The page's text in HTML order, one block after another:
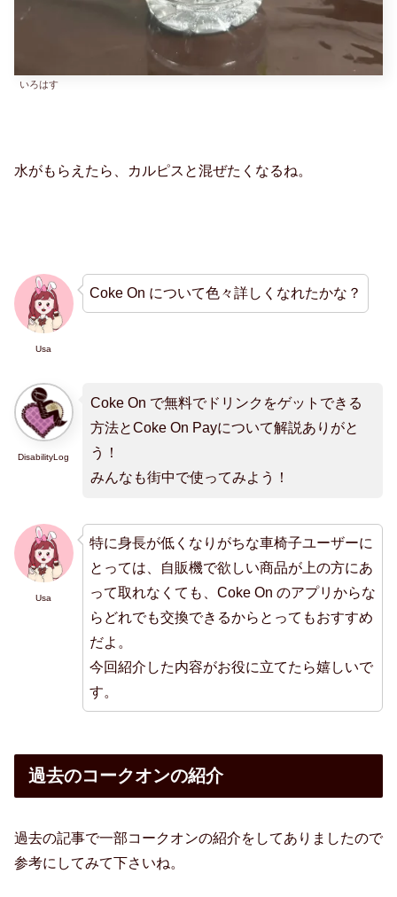
いろはす
水がもらえたら、カルピスと混ぜたくなるね。
Usa
Coke On について色々詳しくなれたかな？
DisabilityLog
Coke On で無料でドリンクをゲットできる
方法とCoke On Payについて解説ありがと
う！
みんなも街中で使ってみよう！
Usa
特に身長が低くなりがちな車椅子ユーザーに
とっては、自販機で欲しい商品が上の方にあ
って取れなくても、Coke On のアプリからな
らどれでも交換できるからとってもおすすめ
だよ。
今回紹介した内容がお役に立てたら嬉しいで
す。
過去のコークオンの紹介
過去の記事で一部コークオンの紹介をしてありましたので
参考にしてみて下さいね。